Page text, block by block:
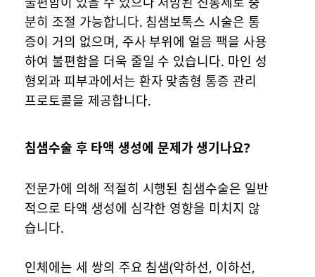
분히 조절 가능합니다. 침샘보톡스 시술은 통
증이 거의 없으며, 주사 부위에 얼음 팩을 사용
하여 불편함을 더욱 줄일 수 있습니다. 마인 성
형외과 피부과에서는 환자 맞춤형 통증 관리
프로토콜을 제공합니다.
침샘수술 후 타액 생성에 문제가 생기나요?
전문가에 의해 적절히 시행된 침샘수술은 일반
적으로 타액 생성에 심각한 영향을 미치지 않
습니다.
인체에는 세 쌍의 주요 침샘(악하선, 이하선,